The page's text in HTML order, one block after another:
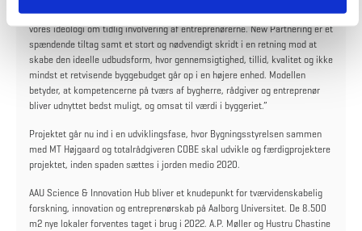
”Vi er utrolig glade for at have vundet sagen. Projektet passer godt ind i
vores ideologi om tidlig involvering af entreprenørerne. New Partnering er et
spændende tiltag samt et stort og nødvendigt skridt i en retning mod at
skabe den ideelle udbudsform, hvor gennemsigtighed, tillid, kvalitet og ikke
mindst et retvisende byggebudget går op i en højere enhed. Modellen
betyder, at kompetencerne på tværs af bygherre, rådgiver og entreprenør
bliver udnyttet bedst muligt, og omsat til værdi i byggeriet.”
Projektet går nu ind i en udviklingsfase, hvor Bygningsstyrelsen sammen
med MT Højgaard og totalrådgiveren COBE skal udvikle og færdigprojektere
projektet, inden spaden sættes i jorden medio 2020.
AAU Science & Innovation Hub bliver et knudepunkt for tværvidenskabelig
forskning, innovation og entreprenørskab på Aalborg Universitet. De 8.500
m2 nye lokaler forventes taget i brug i 2022. A.P. Møller og Hustru Chastine